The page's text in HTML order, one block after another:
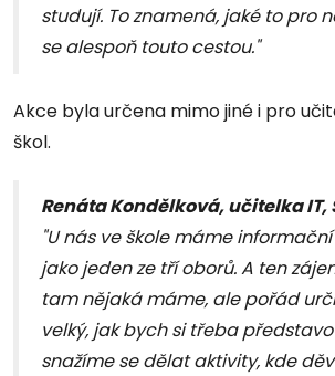
studují. To znamená, jaké to pro
se alespoň touto cestou."
Akce byla určena mimo jiné i pro
škol.
Renáta Kondělková, učitelka IT,
"U nás ve škole máme
jako jeden ze tří oborů. A ten
tam nějaká máme, ale pořád
velký, jak bych si třeba
snažíme se dělat aktivity, kde